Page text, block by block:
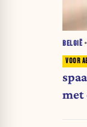
BELGIË •
met